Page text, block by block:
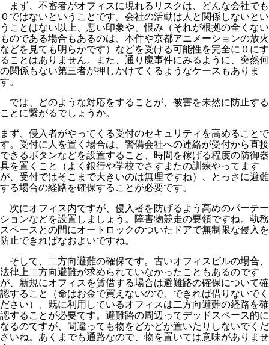
まず、不審者がオフィスに現れるリスクは、どんな会社でも
０ではないということです。会社の活動は人と関係しないとい
うことはない以上、悪い印象や、恨み（それが根拠の全くない
ものである場合もあるのは、本件や京都アニメーションの放火
などを見ても明らかです）などを受ける可能性を完全に０にす
ることはありません。また、通り魔事件にみるように、突然何
の関係もない第三者が押しかけてくるようなケースもありま
す。
では、どのような対応をすることが、被害を未然に防止する
ことに繋がるでしょうか。
まず、侵入者がやってくる受付のセキュリティを高めることで
す。受付に人を置く場合は、警備会社への連絡が受付から直接
できるボタンなどを設置すること、時間を稼げる程度の防御器
具を置くこと（よく銀行や学校でさすまたの訓練やってます
が、受付ではそこまで大きいのは無理ですね）、とっさに避難
する場合の経路を確保することが必要です。
次にオフィス内ですが、侵入者を防げるよう高めのパーテー
ションなどを設置しましょう。障害物競走の要領ですね。執務
スペースとの間にオートロックのついたドアで無制限な侵入を
防止できればなおよいですね。
そして、二方向避難の確保です。古いオフィスビルの場合、
法律上二方向避難が求められていなかったこともあるのです
が、新規にオフィスを賃借する場合は避難路の確保について確
認すること（命はお金で買えないので、できれば借りないでく
ださい）、既に利用しているオフィスは二方向避難の経路を確
認することが必要です。避難路の周辺ってデッドスペース的に
なるのですが、間違っても物をどかどか置いたりしないでくだ
さいね。あくまでも通路なので、物を置いては意味がありませ